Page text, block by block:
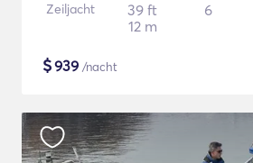
Zeiljacht
39 ft
12 m
6
$939 /nacht